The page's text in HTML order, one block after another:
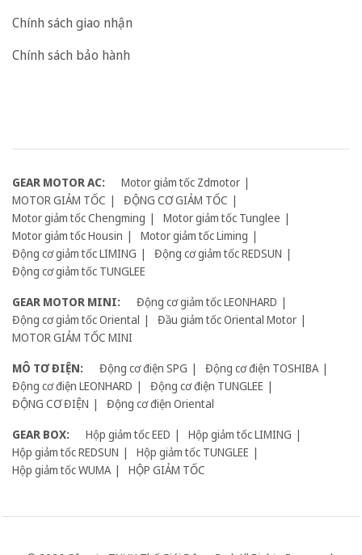
Chính sách giao nhận
Chính sách bảo hành
GEAR MOTOR AC:
Motor giảm tốc Zdmotor
MOTOR GIẢM TỐC
ĐỘNG CƠ GIẢM TỐC
Motor giảm tốc Chengming
Motor giảm tốc Tunglee
Motor giảm tốc Housin
Motor giảm tốc Liming
Động cơ giảm tốc LIMING
Động cơ giảm tốc REDSUN
Động cơ giảm tốc TUNGLEE
GEAR MOTOR MINI:
Động cơ giảm tốc LEONHARD
Động cơ giảm tốc Oriental
Đầu giảm tốc Oriental Motor
MOTOR GIẢM TỐC MINI
MÔ TƠ ĐIỆN:
Động cơ điện SPG
Động cơ điện TOSHIBA
Động cơ điện LEONHARD
Động cơ điện TUNGLEE
ĐỘNG CƠ ĐIỆN
Động cơ điện Oriental
GEAR BOX:
Hộp giảm tốc EED
Hộp giảm tốc LIMING
Hộp giảm tốc REDSUN
Hộp giảm tốc TUNGLEE
Hộp giảm tốc WUMA
HỘP GIẢM TỐC